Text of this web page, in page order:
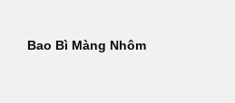
Bao Bì Màng Nhôm